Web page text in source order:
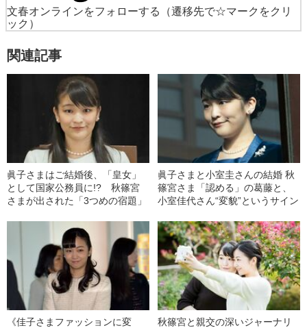
文春オンラインをフォローする
（遷移先で☆マークをクリ
ック）
関連記事
眞子さまはご結婚後、「皇女」
として国家公務員に!? 秋篠宮
さまが出された「3つめの宿題」
眞子さまと小室圭さんの結婚 秋
篠宮さま「認める」の葛藤と、
小室佳代さん“変貌”というサイン
《佳子さまファッションに変
秋篠宮と親交の深いジャーナリ